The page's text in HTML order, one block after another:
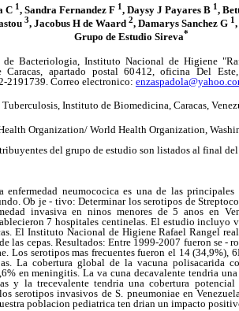
C 1, Sandra Fernandez F 1, Daysy J Payares B 1,
3, Jacobus H de Waard 2, Damarys Sanchez G 1
Grupo de Estudio Sireva*
de Bacteriologia, Instituto Nacional de Higiene
Caracas, apartado postal 60412, oficina Del Este,
2191739. Correo electronico:
Instituto de Biomedicina, Caracas,
Organization/ World Health Organization,
del grupo de estudio son listados al final
enfermedad neumococica es una de las principales
Ob je - tivo: Determinar los serotipos de
invasiva en ninos menores de 5 anos en
7 hospitales centinelas. El estudio incluyo
El Instituto Nacional de Higiene Rafael Rangel
las cepas. Resultados: Entre 1999-2007 fueron se -
Los serotipos mas frecuentes fueron el 14
La cobertura global de la vacuna polisacarida
en meningitis. La va cuna decavalente tendria
y la trecevalente tendria una cobertura
serotipos invasivos de S. pneumoniae en
poblacion pediatrica ten drian un impacto